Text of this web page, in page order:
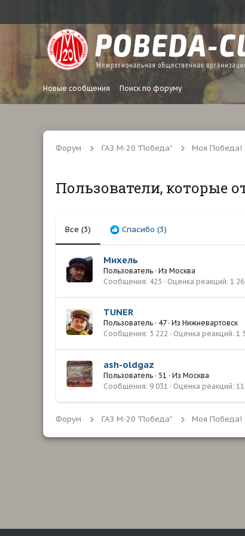
Новые сообщения Поиск по форуму
Форум ГАЗ М-20 "Победа" Моя Победа!
Пользователи, которые
Все (3) Спасибо (3)
Михель
Пользователь · Из Москва
Сообщения 423 Оценка реакций 1
TUNER
Пользователь · 47 · Из Нижневартовск
Сообщения 3 222 Оценка реакций 1
ash-oldgaz
Пользователь · 51 · Из Москва
Сообщения 9 031 Оценка реакций
Форум ГАЗ М-20 "Победа" Моя Победа!